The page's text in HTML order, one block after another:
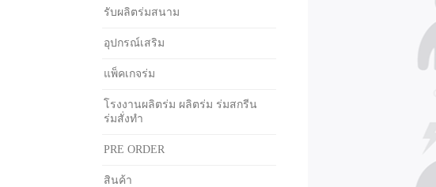
รับผลิตร่มสนาม
อุปกรณ์เสริม
แพ็คเกจร่ม
โรงงานผลิตร่ม ผลิตร่ม ร่มสกรีน
ร่มสั่งทำ
PRE ORDER
สินค้า